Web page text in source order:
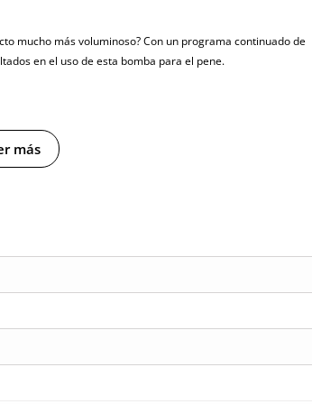
mucho más voluminoso? Con un programa continuado de
en el uso de esta bomba para el pene.
de bombeo durante al menos tres series de 5 minutos
más